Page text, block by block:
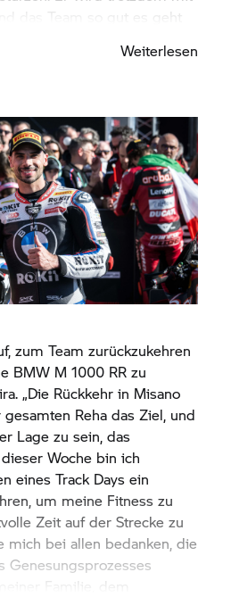
das Team so gut es geht
sein. Er hat bereits in Most
Endurance Team am
bei den 8 Hours of Spa
verleihen wird.“
Weiterlesen
zum Team zurückzukehren
BMW M 1000 RR zu
„Die Rückkehr in Misano
Reha das Ziel, und
Lage zu sein, das
Woche bin ich
eines Track Days ein
um meine Fitness zu
Zeit auf der Strecke zu
mich bei allen bedanken, die
Genesungsprozesses
Familie, dem